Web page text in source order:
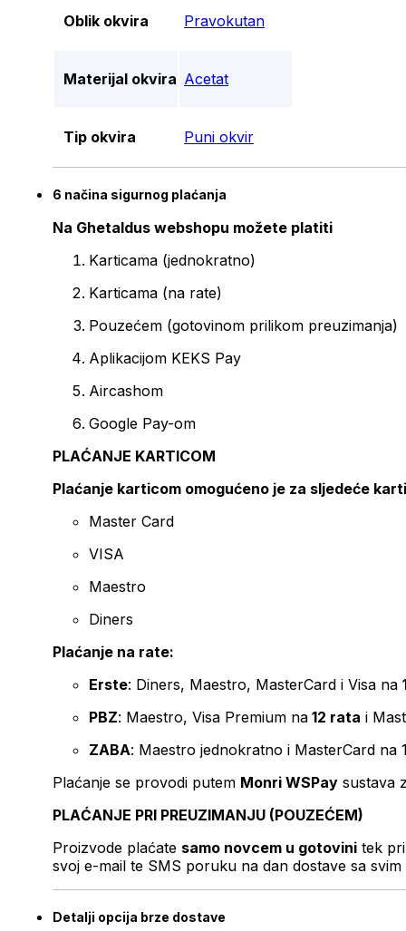
Oblik okvira Pravokutan
Materijal okvira Acetat
Tip okvira Puni okvir
6 načina sigurnog plaćanja
Na Ghetaldus webshopu možete platiti
Karticama (jednokratno)
Karticama (na rate)
Pouzećem (gotovinom prilikom preuzimanja)
Aplikacijom KEKS Pay
Aircashom
Google Pay-om
PLAĆANJE KARTICOM
Plaćanje karticom omogućeno je za sljedeće
Master Card
VISA
Maestro
Diners
Plaćanje na rate:
Erste: Diners, Maestro, MasterCard i Visa na
PBZ: Maestro, Visa Premium na 12 rata i
ZABA: Maestro jednokratno i MasterCard na
Plaćanje se provodi putem Monri WSPay sustava
PLAĆANJE PRI PREUZIMANJU (POUZEĆEM)
Proizvode plaćate samo novcem u gotovini tek
svoj e-mail te SMS poruku na dan dostave sa svim
Detalji opcija brze dostave